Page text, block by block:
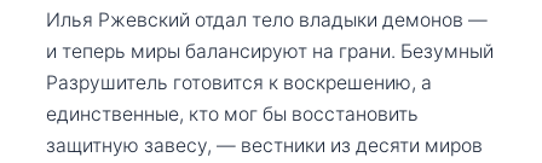
Илья Ржевский отдал тело владыки демонов —
и теперь миры балансируют на грани. Безумный
Разрушитель готовится к воскрешению, а
единственные, кто мог бы восстановить
защитную завесу, — вестники из десяти миров